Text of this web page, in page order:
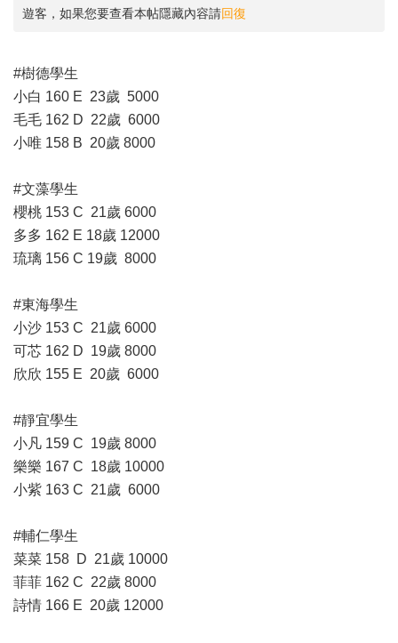
遊客，如果您要查看本帖隱藏內容請回復
#樹德學生
小白 160 E 23歲 5000
毛毛 162 D 22歲 6000
小唯 158 B 20歲 8000
#文藻學生
櫻桃 153 C 21歲 6000
多多 162 E 18歲 12000
琉璃 156 C 19歲 8000
#東海學生
小沙 153 C 21歲 6000
可芯 162 D 19歲 8000
欣欣 155 E 20歲 6000
#靜宜學生
小凡 159 C 19歲 8000
樂樂 167 C 18歲 10000
小紫 163 C 21歲 6000
#輔仁學生
菜菜 158 D 21歲 10000
菲菲 162 C 22歲 8000
詩情 166 E 20歲 12000